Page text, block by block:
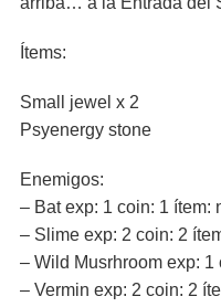
Ítems:
Small jewel x 2
Psyenergy stone
Enemigos:
– Bat exp: 1 coin: 1 ítem:
– Slime exp: 2 coin: 2
– Wild Musrhroom exp:
– Vermin exp: 2 coin: 2